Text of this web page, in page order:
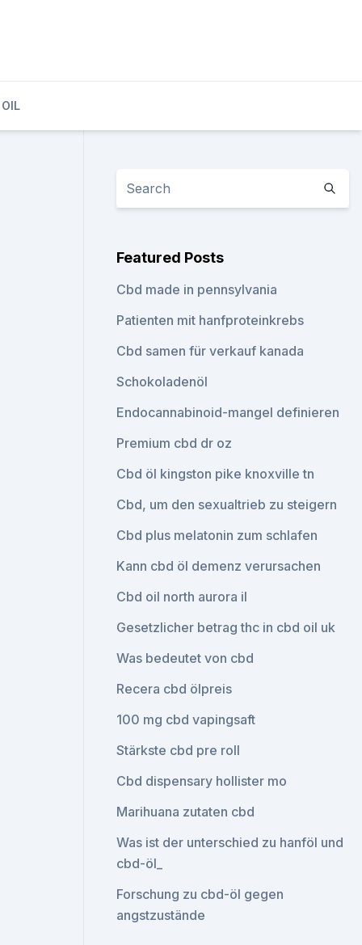
Featured Posts
Cbd made in pennsylvania
Patienten mit hanfproteinkrebs
Cbd samen für verkauf kanada
Schokoladenöl
Endocannabinoid-mangel definieren
Premium cbd dr oz
Cbd öl kingston pike knoxville tn
Cbd, um den sexualtrieb zu steigern
Cbd plus melatonin zum schlafen
Kann cbd öl demenz verursachen
Cbd oil north aurora il
Gesetzlicher betrag thc in cbd oil uk
Was bedeutet von cbd
Recera cbd ölpreis
100 mg cbd vapingsaft
Stärkste cbd pre roll
Cbd dispensary hollister mo
Marihuana zutaten cbd
Was ist der unterschied zu hanföl und
cbd-öl_
Forschung zu cbd-öl gegen
angstzustände